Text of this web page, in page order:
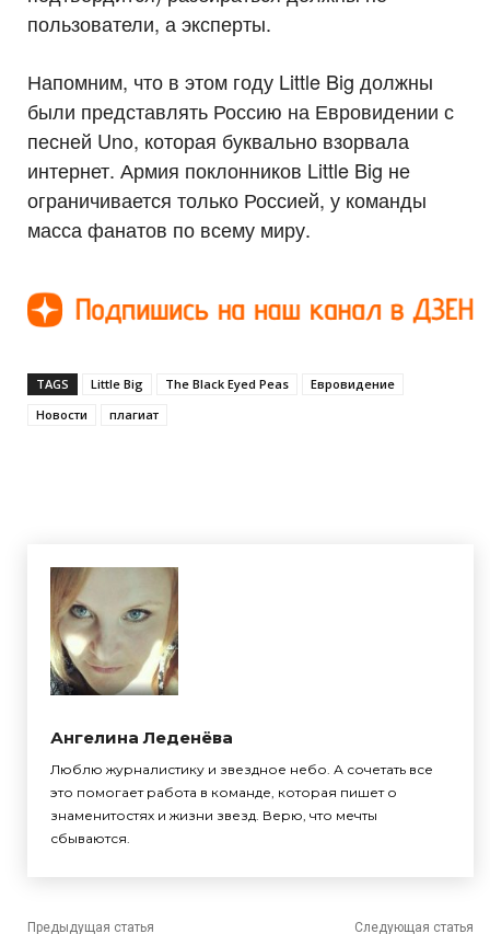
пользователи, а эксперты.
Напомним, что в этом году Little Big должны
были представлять Россию на Евровидении с
песней Uno, которая буквально взорвала
интернет. Армия поклонников Little Big не
ограничивается только Россией, у команды
масса фанатов по всему миру.
TAGS Little Big The Black Eyed Peas
Евровидение
Новости
плагиат
Ангелина Леденёва
Люблю журналистику и звездное небо. А сочетать все
это помогает работа в команде, которая пишет о
знаменитостях и жизни звезд. Верю, что мечты
сбываются.
Предыдущая статья Следующая статья